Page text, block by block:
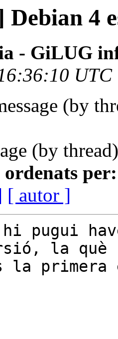
4
- GiLUG
UTC
(by
(by
ordenats per:
[ autor ]
hi pugui
la què
la